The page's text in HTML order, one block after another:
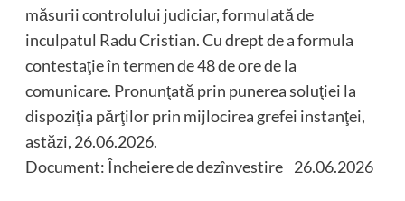
măsurii controlului judiciar, formulată de
inculpatul Radu Cristian. Cu drept de a formula
contestaţie în termen de 48 de ore de la
comunicare. Pronunţată prin punerea soluţiei la
dispoziţia părţilor prin mijlocirea grefei instanţei,
astăzi, 26.06.2026.
Document: Încheiere de dezînvestire 26.06.2026